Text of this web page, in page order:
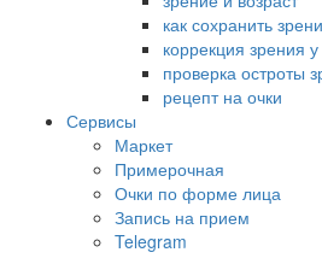
как сохранить
коррекция зрения
проверка остроты
рецепт на очки
Сервисы
Маркет
Примерочная
Очки по форме лица
Запись на прием
Telegram